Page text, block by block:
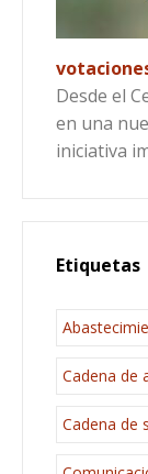
Desde el
en una
iniciativa
Etiquetas
Cadena de
Cadena de